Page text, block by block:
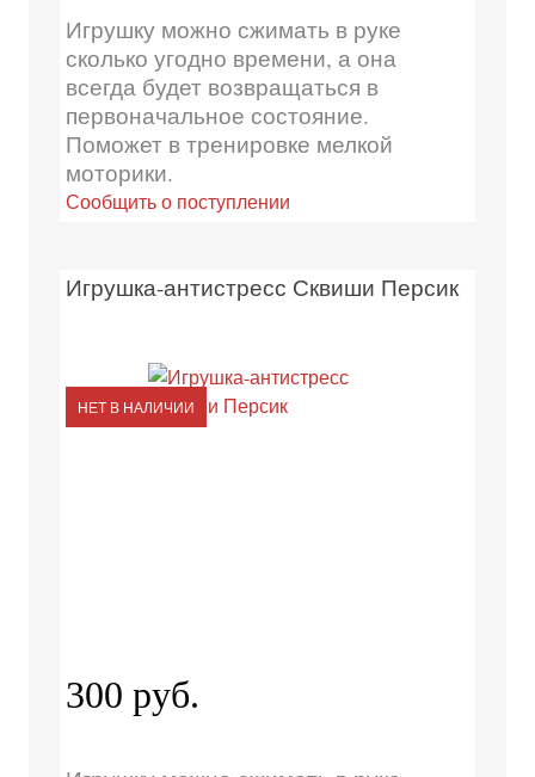
Игрушку можно сжимать в руке
сколько угодно времени, а она
всегда будет возвращаться в
первоначальное состояние.
Поможет в тренировке мелкой
моторики.
Сообщить о поступлении
Игрушка-антистресс Сквиши Персик
НЕТ В НАЛИЧИИ
300 руб.